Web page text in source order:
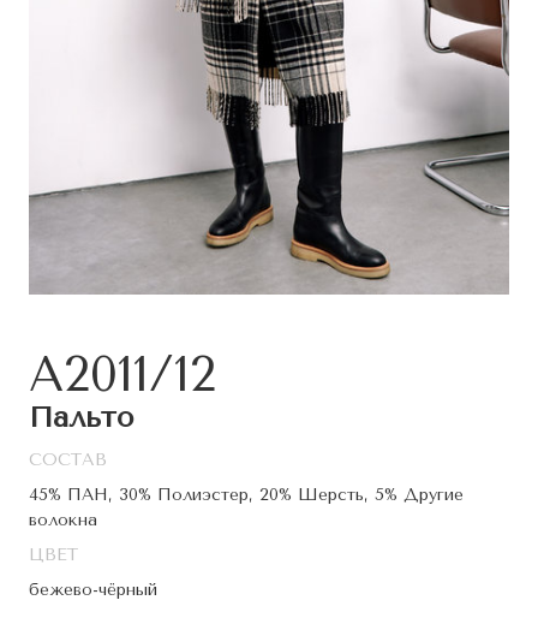
А2011/12
Пальто
СОСТАВ
45% ПАН, 30% Полиэстер, 20% Шерсть, 5% Другие
волокна
ЦВЕТ
бежево-чёрный